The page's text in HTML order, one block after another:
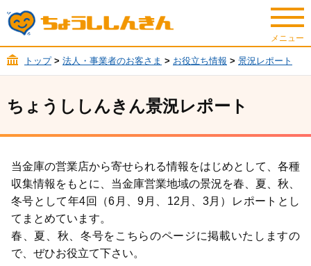
トップ> 法人・事業者のお客さま > お役立ち情報 > 景況レポート
ちょうししんきん景況レポート
当金庫の営業店から寄せられる情報をはじめとして、各種
収集情報をもとに、当金庫営業地域の景況を春、夏、秋、
冬号として年4回（6月、9月、12月、3月）​​レポートとし
てまとめています。
春、夏、秋、冬号をこちらのページに掲載いたしますの
で、ぜひお役立て下さい。